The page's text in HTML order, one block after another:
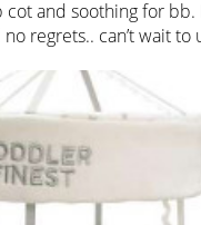
and soothing for
regrets.. can’t wait to